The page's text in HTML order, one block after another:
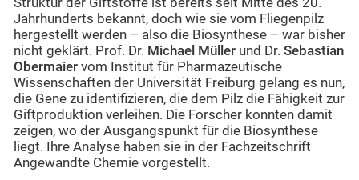
Struktur der Giftstoffe ist bereits seit Mitte des 20.
Jahrhunderts bekannt, doch wie sie vom Fliegenpilz
hergestellt werden – also die Biosynthese – war bisher
nicht geklärt. Prof. Dr. Michael Müller und Dr. Sebastian
Obermaier vom Institut für Pharmazeutische
Wissenschaften der Universität Freiburg gelang es nun,
die Gene zu identifizieren, die dem Pilz die Fähigkeit zur
Giftproduktion verleihen. Die Forscher konnten damit
zeigen, wo der Ausgangspunkt für die Biosynthese
liegt. Ihre Analyse haben sie in der Fachzeitschrift
Angewandte Chemie vorgestellt.